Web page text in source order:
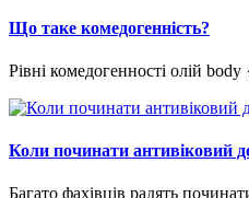
Що таке комедогенність?
Рівні комедогенності олій
Коли починати антивіковий
Багато фахівців радять